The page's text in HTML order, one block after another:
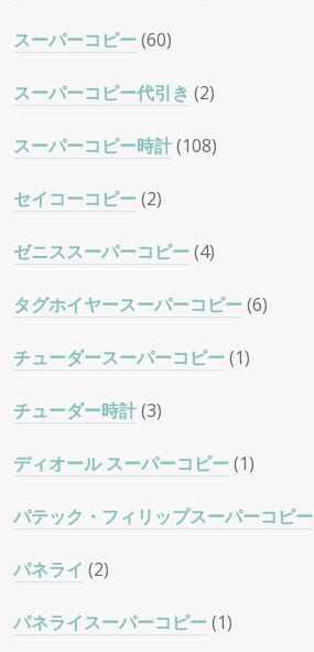
スーパーコピー(60)
スーパーコピー代引き (2)
スーパーコピー時計(108)
セイコーコピー(2)
ゼニススーパーコピー(4)
タグホイヤースーパーコピー(6)
チューダースーパーコピー(1)
チューダー時計(3)
ディオール スーパーコピー(1)
パテック・フィリップスーパーコピー
パネライ (2)
パネライスーパーコピー(1)